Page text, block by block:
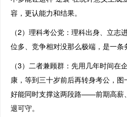
容，更认能力和结果。
（2）理科考公党：理科出身、立志
位多、竞争相对没那么极端，是一条
（3）二者兼顾群：先用几年时间在
康，等到三十岁前后再转身考公，
好能同时支撑这两段路——前期高薪
退可守。